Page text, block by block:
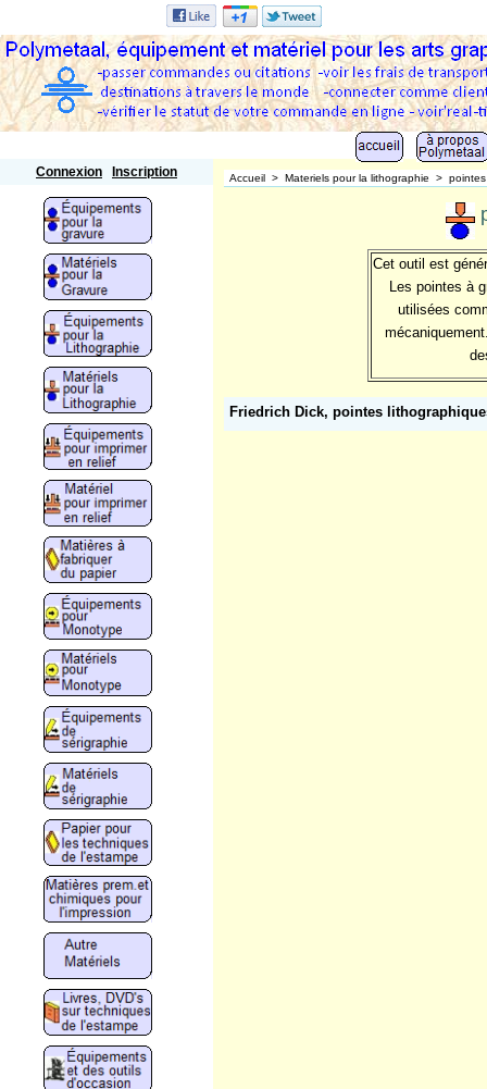
Connexion Inscription Accueil > Materiels pour la lithographie >
Cet outil est
Les pointes à
utilisées
Friedrich Dick, pointes